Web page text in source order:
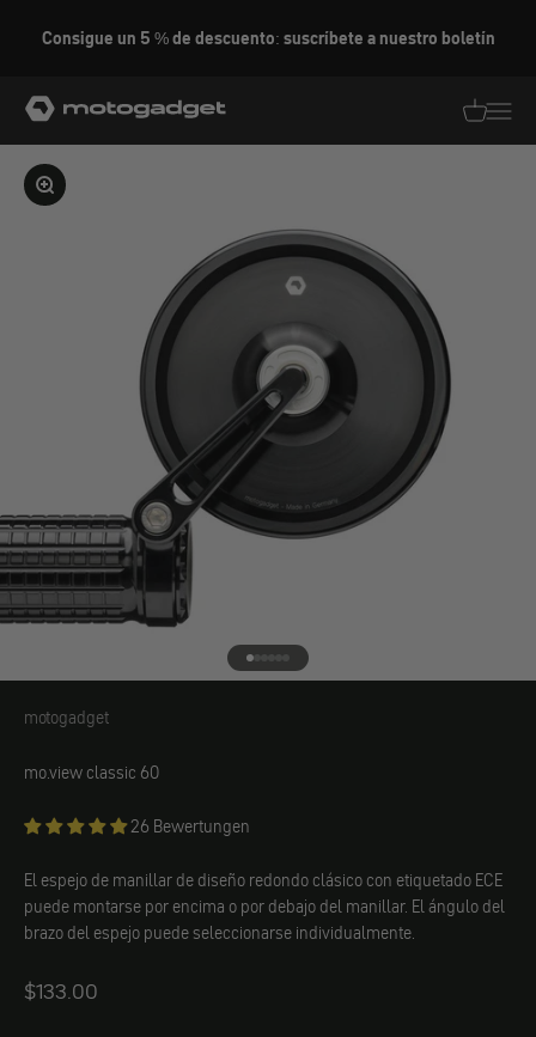
Consigue un 5 % de descuento: suscríbete a nuestro boletín
motogadget GmbH
Ampliar la imagen
Ir al elemento 1
Ir al elemento 2
Ir al elemento 3
Ir al elemento 4
Ir al elemento 5
Ir al elemento 6
motogadget
motogadget
mo.view classic 60
26 Bewertungen
El espejo de manillar de diseño redondo clásico con etiquetado ECE
puede montarse por encima o por debajo del manillar. El ángulo del
brazo del espejo puede seleccionarse individualmente.
Angebot
$133.00